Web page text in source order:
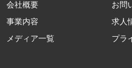
会社概要
事業内容
メディア一覧
お問
求人
プラ